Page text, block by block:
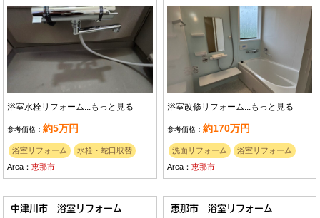
浴室水栓リフォーム... もっと見る
参考価格：約5万円
浴室リフォーム
水栓・蛇口取替
Area：恵那市
浴室改修リフォーム... もっと見る
参考価格：約170万円
洗面リフォーム
浴室リフォーム
Area：恵那市
中津川市 浴室リフォーム 恵那市 浴室リフォーム